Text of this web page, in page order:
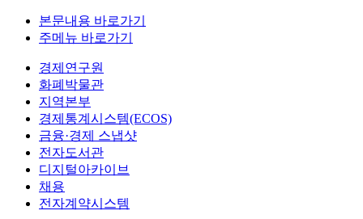
본문내용 바로가기
주메뉴 바로가기
경제연구원
화폐박물관
지역본부
경제통계시스템(ECOS)
금융·경제 스냅샷
전자도서관
디지털아카이브
채용
전자계약시스템